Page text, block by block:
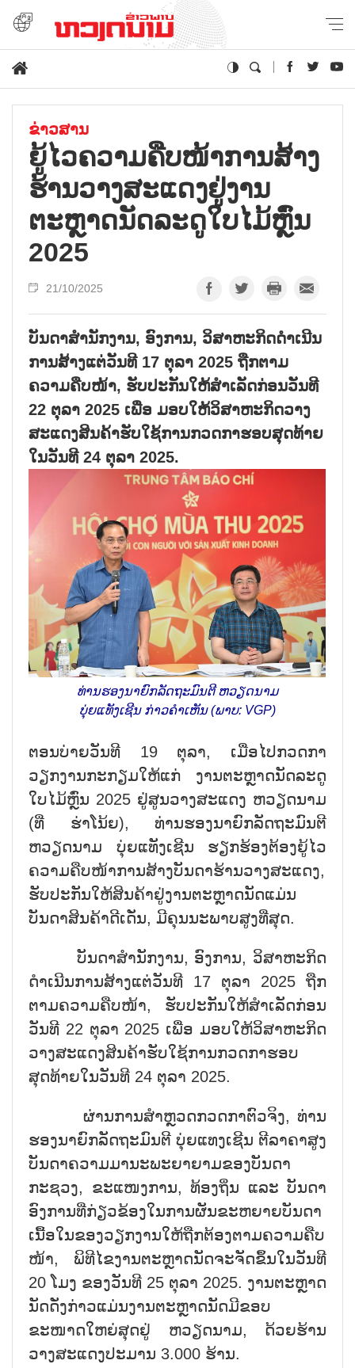
ຂ່າວສານ
ຍູ້ໄວຄວາມຄືບໜ້າການສ້າງ
ຮ້ານວາງສະແດງຢູ່ງານ
ຕະຫຼາດນັດລະດູໃບໄມ້ຫຼົ່ນ
2025
21/10/2025
ບັນດາສຳນັກງານ, ອົງການ, ວິສາຫະກິດດຳເນີນ
ການສ້າງແຕ່ວັນທີ 17 ຕຸລາ 2025 ຖືກຕາມ
ຄວາມຄືບໜ້າ, ຮັບປະກັນໃຫ້ສຳເລັດກ່ອນວັນທີ
22 ຕຸລາ 2025 ເພື່ອ ມອບໃຫ້ວິສາຫະກິດວາງ
ສະແດງສິນຄ້າຮັບໃຊ້ການກວດກາຮອບສຸດທ້າຍ
ໃນວັນທີ 24 ຕຸລາ 2025.
ທ່ານຮອງນາຍົກລັດຖະມົນຕີ ຫວຽດນາມ
ບຸ່ຍແທັງເຊີນ ກ່າວຄຳເຫັນ (ພາບ: VGP)
ຕອນບ່າຍວັນທີ 19 ຕຸລາ, ເມື່ອໄປກວດກາ
ວຽກງານກະກຽມໃຫ້ແກ່ ງານຕະຫຼາດນັດລະດູ
ໃບໄມ້ຫຼົ່ນ 2025 ຢູ່ສູນວາງສະແດງ ຫວຽດນາມ
(ທີ່ ຮ່າໂນ້ຍ), ທ່ານຮອງນາຍົກລັດຖະມົນຕີ
ຫວຽດນາມ ບຸ່ຍແທັງເຊີນ ຮຽກຮ້ອງຕ້ອງຍູ້ໄວ
ຄວາມຄືບໜ້າການສ້າງບັນດາຮ້ານວາງສະແດງ,
ຮັບປະກັນໃຫ້ສິນຄ້າຢູ່ງານຕະຫຼາດນັດແມ່ນ
ບັນດາສິນຄ້າດີເດັ່ນ, ມີຄຸນນະພາບສູງທີ່ສຸດ.
ບັນດາສຳນັກງານ, ອົງການ, ວິສາຫະກິດ
ດຳເນີນການສ້າງແຕ່ວັນທີ 17 ຕຸລາ 2025 ຖືກ
ຕາມຄວາມຄືບໜ້າ, ຮັບປະກັນໃຫ້ສຳເລັດກ່ອນ
ວັນທີ 22 ຕຸລາ 2025 ເພື່ອ ມອບໃຫ້ວິສາຫະກິດ
ວາງສະແດງສິນຄ້າຮັບໃຊ້ການກວດກາຮອບ
ສຸດທ້າຍໃນວັນທີ 24 ຕຸລາ 2025.
ຜ່ານການສຳຫຼວດກວດກາຕົວຈິງ, ທ່ານ
ຮອງນາຍົກລັດຖະມົນຕີ ບຸ່ຍແທງເຊີນ ຕີລາຄາສູງ
ບັນດາຄວາມມານະພະຍາຍາມຂອງບັນດາ
ກະຊວງ, ຂະແໜງການ, ທ້ອງຖິ່ນ ແລະ ບັນດາ
ອົງການທີ່ກ່ຽວຂ້ອງໃນການຜັນຂະຫຍາຍບັນດາ
ເນື້ອໃນຂອງວຽກງານໃຫ້ຖືກຕ້ອງຕາມຄວາມຄືບ
ໜ້າ, ພິທີໄຂງານຕະຫຼາດນັດຈະຈັດຂຶ້ນໃນວັນທີ
20 ໂມງ ຂອງວັນທີ 25 ຕຸລາ 2025. ງານຕະຫຼາດ
ນັດດັ່ງກ່າວແມ່ນງານຕະຫຼາດນັດມີຂອບ
ຂະໜາດໃຫຍ່ສຸດຢູ່ ຫວຽດນາມ, ດ້ວຍຮ້ານ
ວາງສະແດງປະມານ 3.000 ຮ້ານ.